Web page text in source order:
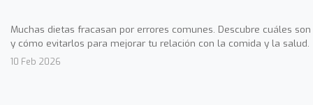
Muchas dietas fracasan por errores comunes. Descubre cuáles son
y cómo evitarlos para mejorar tu relación con la comida y la salud.
10 Feb 2026